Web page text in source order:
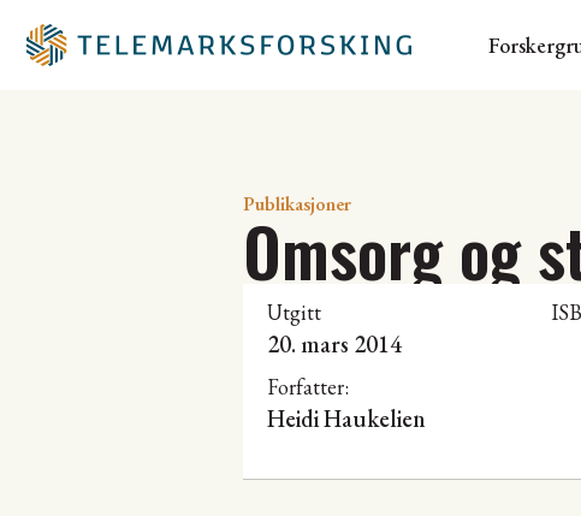
Publikasjoner
Omsorg og
Utgitt
20. mars 2014
Forfatter:
Heidi Haukelien